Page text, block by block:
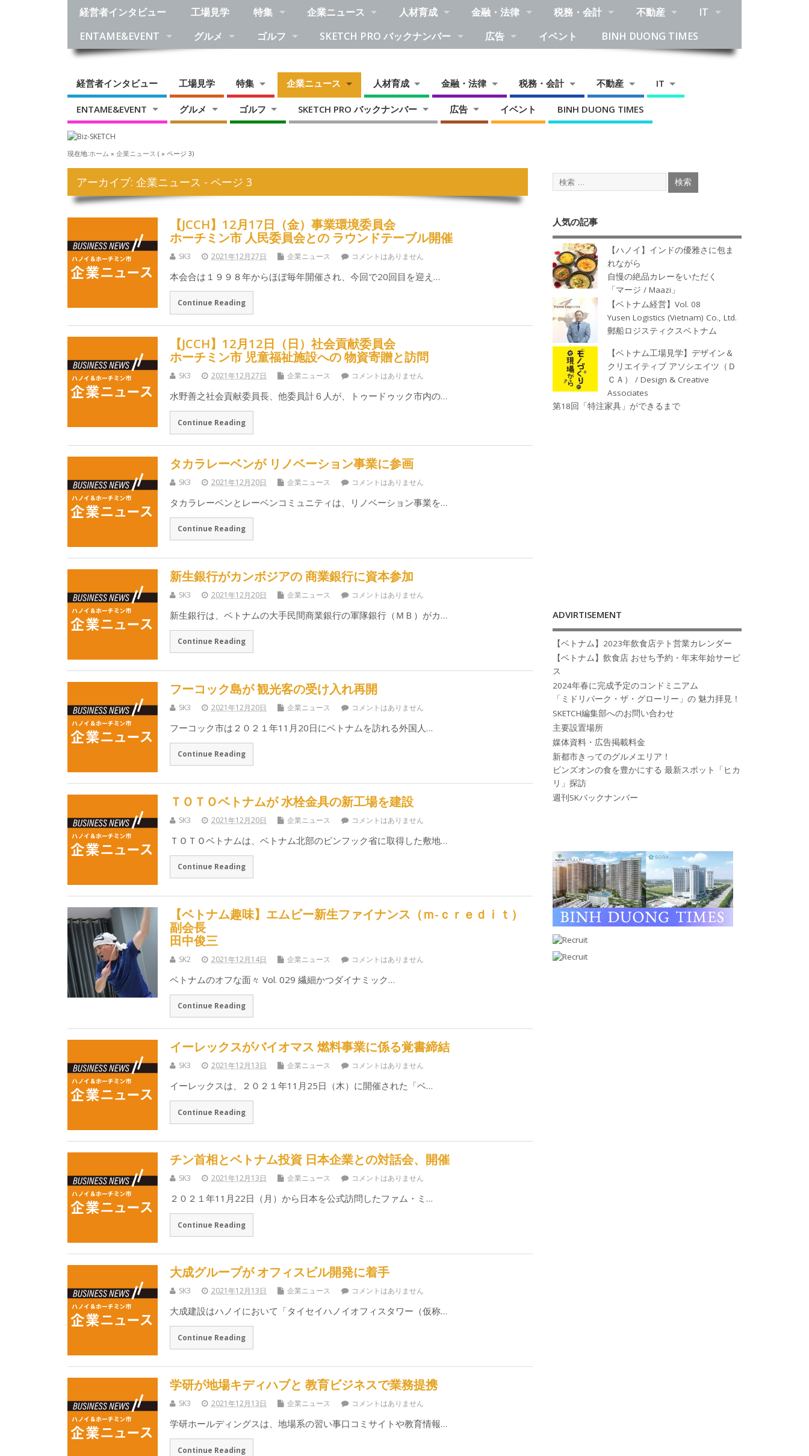
経営者インタビュー 工場見学 特集 企業ニュース 人材育成 金融・法律 税務・会計 不動産
IT
ENTAME&EVENT
グルメ ゴルフ SKETCH PRO バックナンバー 広告 イベント BINH DUONG TIMES
経営者インタビュー 工場見学 特集 企業ニュース 人材育成 金融・法律 税務・会計 不動産 IT
ENTAME&EVENT グルメ ゴルフ SKETCH PRO バックナンバー 広告 イベント BINH DUONG TIMES
現在地:ホーム » 企業ニュース ( » ページ 3)
アーカイブ: 企業ニュース - ページ 3
【JCCH】12月17日（金）事業環境委員会
ホーチミン市 人民委員会との ラウンドテーブル開催
SK3 2021年12月27日 企業ニュース コメントはありません
本会合は１９９８年からほぼ毎年開催され、今回で20回目を迎え…
Continue Reading
【JCCH】12月12日（日）社会貢献委員会
ホーチミン市 児童福祉施設への 物資寄贈と訪問
SK3 2021年12月27日 企業ニュース コメントはありません
水野善之社会貢献委員長、他委員計６人が、トゥードゥック市内の…
Continue Reading
タカラレーベンが リノベーション事業に参画
SK3 2021年12月20日 企業ニュース コメントはありません
タカラレーベンとレーベンコミュニティは、リノベーション事業を…
Continue Reading
新生銀行がカンボジアの 商業銀行に資本参加
SK3 2021年12月20日 企業ニュース コメントはありません
新生銀行は、ベトナムの大手民間商業銀行の軍隊銀行（ＭＢ）がカ…
Continue Reading
フーコック島が 観光客の受け入れ再開
SK3 2021年12月20日 企業ニュース コメントはありません
フーコック市は２０２１年11月20日にベトナムを訪れる外国人…
Continue Reading
ＴＯＴＯベトナムが 水栓金具の新工場を建設
SK3 2021年12月20日 企業ニュース コメントはありません
ＴＯＴＯベトナムは、ベトナム北部のビンフック省に取得した敷地…
Continue Reading
【ベトナム趣味】エムビー新生ファイナンス（ｍ-ｃｒｅｄｉｔ）
副会長
田中俊三
SK2 2021年12月14日 企業ニュース コメントはありません
ベトナムのオフな面々 Vol. 029 繊細かつダイナミック…
Continue Reading
イーレックスがバイオマス 燃料事業に係る覚書締結
SK3 2021年12月13日 企業ニュース コメントはありません
イーレックスは、２０２１年11月25日（木）に開催された「ベ…
Continue Reading
チン首相とベトナム投資 日本企業との対話会、開催
SK3 2021年12月13日 企業ニュース コメントはありません
２０２１年11月22日（月）から日本を公式訪問したファム・ミ…
Continue Reading
大成グループが オフィスビル開発に着手
SK3 2021年12月13日 企業ニュース コメントはありません
大成建設はハノイにおいて「タイセイハノイオフィスタワー（仮称…
Continue Reading
学研が地場キディハブと 教育ビジネスで業務提携
SK3 2021年12月13日 企業ニュース コメントはありません
学研ホールディングスは、地場系の習い事口コミサイトや教育情報…
Continue Reading
人気の記事
【ハノイ】インドの優雅さに包ま
れながら
自慢の絶品カレーをいただく
「マージ / Maazi」
【ベトナム経営】Vol. 08
Yusen Logistics (Vietnam) Co., Ltd.
郵船ロジスティクスベトナム
【ベトナム工場見学】デザイン＆
クリエイティブ アソシエイツ（Ｄ
ＣＡ） / Design & Creative
Associates
第18回「特注家具」ができるまで
ADVIRTISEMENT
【ベトナム】2023年飲食店テト営業カレンダー
【ベトナム】飲食店 おせち予約・年末年始サービ
ス
2024年春に完成予定のコンドミニアム
「ミドリパーク・ザ・グローリー」の 魅力拝見！
SKETCH編集部へのお問い合わせ
主要設置場所
媒体資料・広告掲載料金
新都市きってのグルメエリア！
ビンズオンの食を豊かにする 最新スポット「ヒカ
リ」探訪
週刊SKバックナンバー